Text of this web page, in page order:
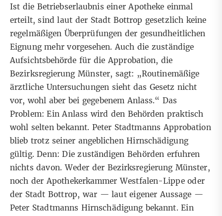
Ist die Betriebserlaubnis einer Apotheke einmal
erteilt, sind laut der Stadt Bottrop gesetzlich keine
regelmäßigen Überprüfungen der gesundheitlichen
Eignung mehr vorgesehen. Auch die zuständige
Aufsichtsbehörde für die Approbation, die
Bezirksregierung Münster, sagt: „Routinemäßige
ärztliche Untersuchungen sieht das Gesetz nicht
vor, wohl aber bei gegebenem Anlass.“ Das
Problem: Ein Anlass wird den Behörden praktisch
wohl selten bekannt. Peter Stadtmanns Approbation
blieb trotz seiner angeblichen Hirnschädigung
gültig. Denn: Die zuständigen Behörden erfuhren
nichts davon. Weder der Bezirksregierung Münster,
noch der Apothekerkammer Westfalen-Lippe oder
der Stadt Bottrop, war — laut eigener Aussage —
Peter Stadtmanns Hirnschädigung bekannt. Ein